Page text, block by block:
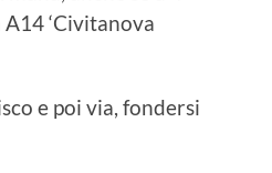
‘Civitanova
e poi via, fondersi